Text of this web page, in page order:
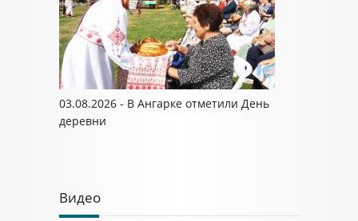
03.08.2026 - В Ангарке отметили День
деревни
Видео